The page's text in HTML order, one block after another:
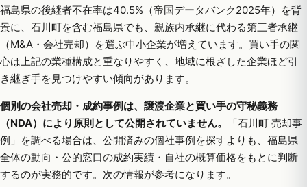
福島県の後継者不在率は40.5%（帝国データバンク2025年）を背
景に、石川町を含む福島県でも、親族内承継に代わる第三者承継
（M&A・会社売却）を選ぶ中小企業が増えています。買い手の関
心は上記の業種構成と重なりやすく、地域に根ざした企業ほど引
き継ぎ手を見つけやすい傾向があります。
個別の会社売却・成約事例は、譲渡企業と買い手の守秘義務
（NDA）により原則として公開されていません。
「石川町 売却事
例」を調べる場合は、公開済みの個社事例を探すよりも、福島県
全体の動向・公的窓口の成約実績・自社の概算価格をもとに判断
するのが実務的です。次の情報が参考になります。